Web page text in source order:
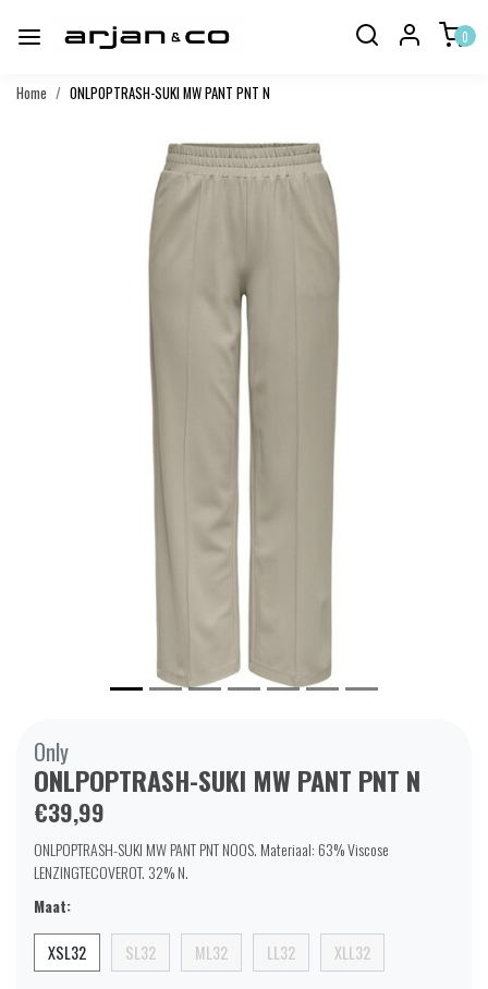
0
Home ONLPOPTRASH-SUKI MW PANT PNT N
Only
ONLPOPTRASH-SUKI MW PANT PNT N
€39,99
ONLPOPTRASH-SUKI MW PANT PNT NOOS. Materiaal: 63% Viscose
LENZINGTECOVEROT. 32% N.
Maat:
XSL32 SL32 ML32 LL32 XLL32